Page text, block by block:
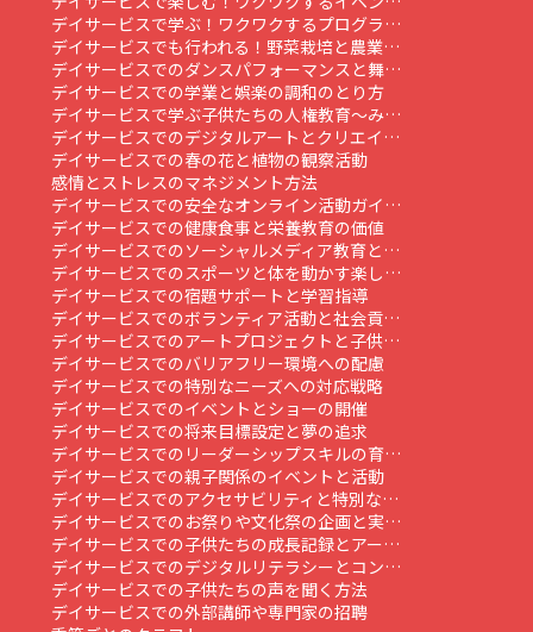
デイサービスで学ぶ！ワクワクするプログラ…
デイサービスでも行われる！野菜栽培と農業…
デイサービスでのダンスパフォーマンスと舞…
デイサービスでの学業と娯楽の調和のとり方
デイサービスで学ぶ子供たちの人権教育～み…
デイサービスでのデジタルアートとクリエイ…
デイサービスでの春の花と植物の観察活動
感情とストレスのマネジメント方法
デイサービスでの安全なオンライン活動ガイ…
デイサービスでの健康食事と栄養教育の価値
デイサービスでのソーシャルメディア教育と…
デイサービスでのスポーツと体を動かす楽し…
デイサービスでの宿題サポートと学習指導
デイサービスでのボランティア活動と社会貢…
デイサービスでのアートプロジェクトと子供…
デイサービスでのバリアフリー環境への配慮
デイサービスでの特別なニーズへの対応戦略
デイサービスでのイベントとショーの開催
デイサービスでの将来目標設定と夢の追求
デイサービスでのリーダーシップスキルの育…
デイサービスでの親子関係のイベントと活動
デイサービスでのアクセサビリティと特別な…
デイサービスでのお祭りや文化祭の企画と実…
デイサービスでの子供たちの成長記録とアー…
デイサービスでのデジタルリテラシーとコン…
デイサービスでの子供たちの声を聞く方法
デイサービスでの外部講師や専門家の招聘